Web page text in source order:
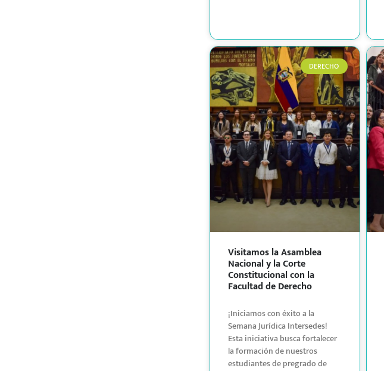
DERECHO
Visitamos la Asamblea
Nacional y la Corte
Constitucional con la
Facultad de Derecho
¡Iniciamos con éxito a la
Semana Jurídica Intersedes!
Esta iniciativa busca fortalecer
la formación de nuestros
estudiantes de pregrado de